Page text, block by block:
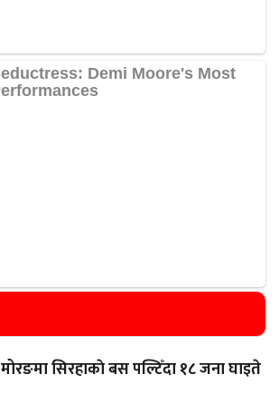
मोरङमा सिरहाकाे बस पल्टिँदा १८ जना घाइते